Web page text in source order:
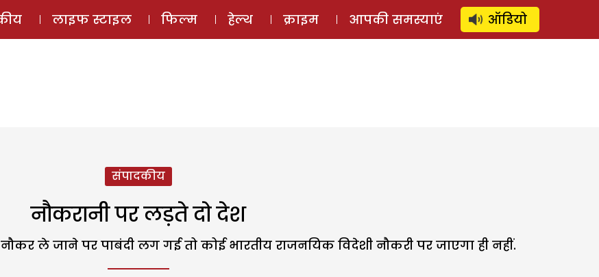
ई-मैगज़ीन ऑडियो स्टोरी लॉग इन ⚲ SUBSCRIBE
लाइफ स्टाइल फिल्म हेल्थ क्राइम आपकी समस्याएं ऑडियो
संपादकीय
नौकरानी पर लड़ते दो देश
ले जाने पर पाबंदी लग गई तो कोई भारतीय राजनयिक विदेशी नौकरी पर जाएगा ही नहीं.